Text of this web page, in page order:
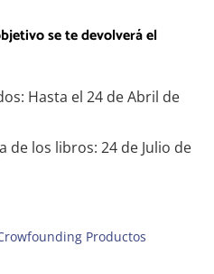
se te devolverá el
Hasta el 24 de Abril de
de los libros: 24 de Julio de
Productos